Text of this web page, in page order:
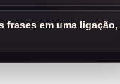
frases em uma ligação,